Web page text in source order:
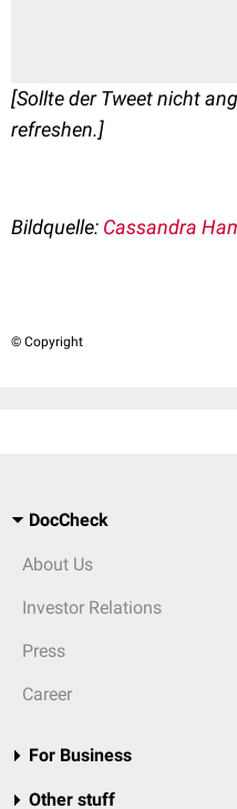
[Sollte der Tweet nicht
refreshen.]
Bildquelle: Cassandra
© Copyright
DocCheck
About Us
Investor Relations
Press
Career
For Business
Other stuff